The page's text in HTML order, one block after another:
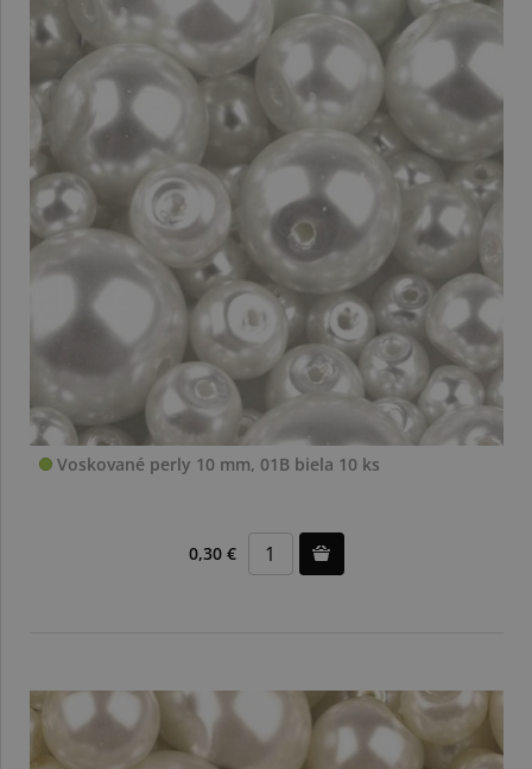
Voskované perly 10 mm, 01B biela 10 ks
0,30 €